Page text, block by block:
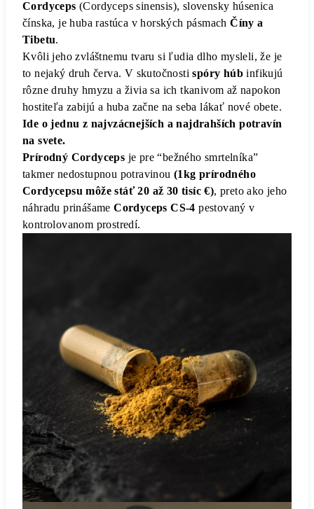
Cordyceps (Cordyceps sinensis), slovensky húsenica
čínska, je huba rastúca v horských pásmachČíny a
Tibetu.
Kvôli jeho zvláštnemu tvaru si ľudia dlho mysleli, že je
to nejaký druh červa. V skutočnostispóry húb infikujú
rôzne druhy hmyzu a živia sa ich tkanivom až napokon
hostiteľa zabijú a huba začne na seba lákať nové obete.
Ide o jednu z najvzácnejších a najdrahších potravín
na svete.
Prírodný Cordyceps je pre “bežného smrtelníka”
takmer nedostupnou potravinou (1kg prírodného
Cordycepsu môže stáť 20 až 30 tisíc €), preto ako jeho
náhradu prinášameCordyceps CS-4 pestovaný v
kontrolovanom prostredí.